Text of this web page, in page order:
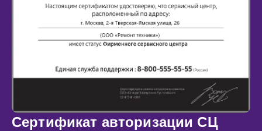
Сертификат авторизации СЦ